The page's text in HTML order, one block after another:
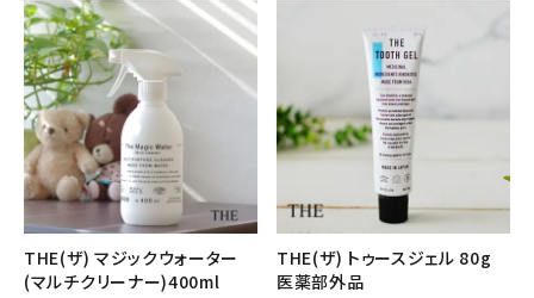
THE(ザ) マジックウォーター
(マルチクリーナー)400ml
THE(ザ) トゥースジェル 80g
医薬部外品